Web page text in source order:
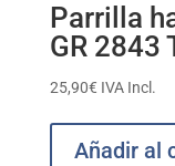
Parrilla
GR 2843
25,90€ IVA Incl.
Añadir al